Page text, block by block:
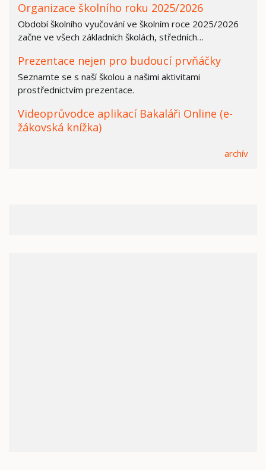
Organizace školního roku 2025/2026
Období školního vyučování ve školním roce 2025/2026
začne ve všech základních školách, středních…
Prezentace nejen pro budoucí prvňáčky
Seznamte se s naší školou a našimi aktivitami
prostřednictvím prezentace.
Videoprůvodce aplikací Bakaláři Online (e-
žákovská knížka)
archív